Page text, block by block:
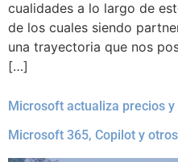
cualidades a lo largo de
de los cuales siendo
una trayectoria que nos
[…]
Microsoft actualiza precios
Microsoft 365, Copilot y